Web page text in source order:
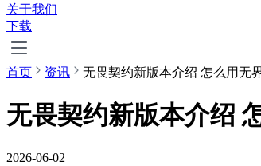
关于我们
下载
首页 资讯 无畏契约新版本介绍 怎么用无
无畏契约新版本介绍
2026-06-02